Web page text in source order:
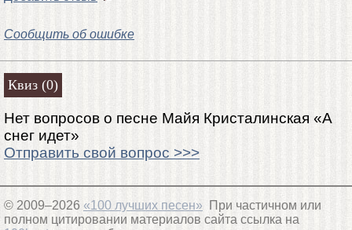
Сообщить об ошибке
Квиз (0)
Нет вопросов о песне Майя Кристалинская «А
снег идет»
Отправить свой вопрос >>>
© 2009–2026 «100 лучших песен» При частичном или
полном цитировании материалов сайта ссылка на